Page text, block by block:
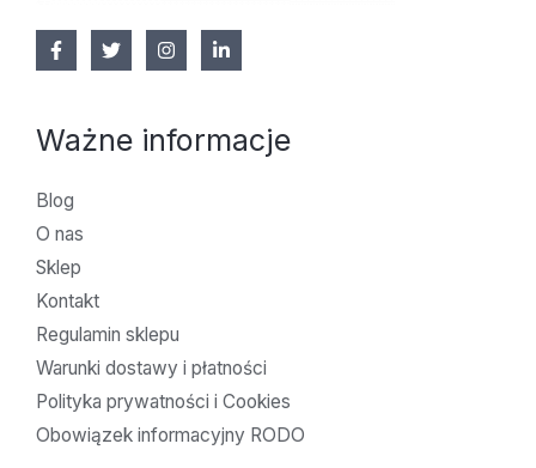
Ważne informacje
Blog
O nas
Sklep
Kontakt
Regulamin sklepu
Warunki dostawy i płatności
Polityka prywatności i Cookies
Obowiązek informacyjny RODO